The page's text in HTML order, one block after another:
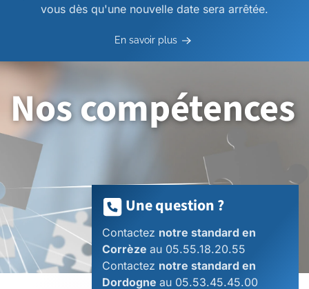
vous dès qu'une nouvelle date sera arrêtée.
En savoir plus
Nos compétences
Une question ?
Contactez notre standard en
Corrèze au 05.55.18.20.55
Contactez notre standard en
Dordogne au 05.53.45.45.00